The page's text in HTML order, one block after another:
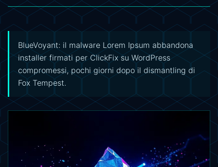
BlueVoyant: il malware Lorem Ipsum abbandona
installer firmati per ClickFix su WordPress
compromessi, pochi giorni dopo il dismantling di
Fox Tempest.